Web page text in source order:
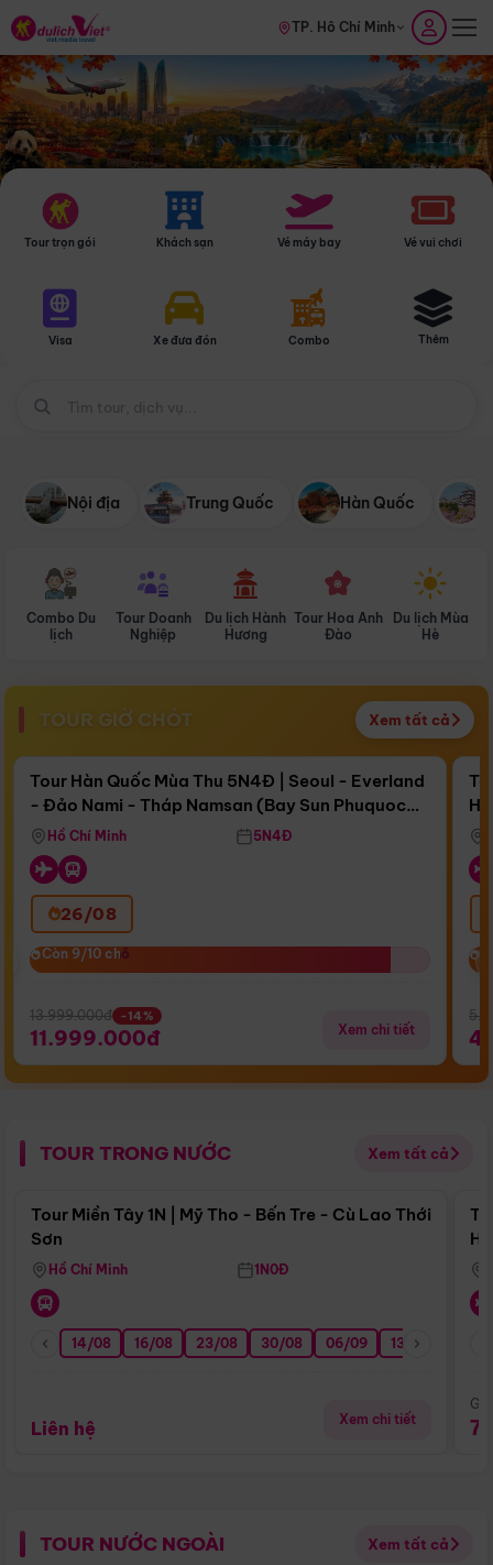
TP. Hồ Chí Minh
Tour trọn gói Khách sạn Vé máy bay Vé vui chơi
Visa Xe đưa đón Combo Thêm
Nội địa Trung Quốc Hàn Quốc
Combo Du
lịch
Tour Doanh
Nghiệp
Du lịch Hành
Hương
Tour Hoa Anh
Đào
Du lịch Mùa
Hè
TOUR GIỜ CHÓT Xem tất cả
Còn16 ngày 15:46:30
Bay Sun Phuquoc Airways
Điểm nổi bật
Tour Hàn Quốc Mùa Thu 5N4Đ | Seoul - Everland
- Đảo Nami - Tháp Namsan (Bay Sun Phuquoc
Airways)
Hồ Chí Minh 5N4Đ
26/08
Còn 9/10 chỗ
Còn 9/10 chỗ
13.999.000đ -14%
11.999.000đ Xem chi tiết
TOUR TRONG NƯỚC Xem tất cả
Điểm nổi bật
Tour Miền Tây 1N | Mỹ Tho - Bến Tre - Cù Lao Thới
Sơn
Hồ Chí Minh 1N0Đ
14/08 16/08 23/08 30/08 06/09 13/09
Liên hệ Xem chi tiết
TOUR NƯỚC NGOÀI Xem tất cả
Điểm nổi bật